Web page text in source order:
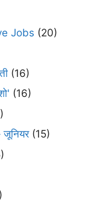
Jobs (20)
(16)
(16)
जूनियर(15)